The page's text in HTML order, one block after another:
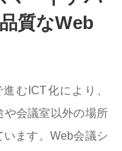
質なWeb
むICT化により、
や会議室以外の場所
ます。Web会議シ